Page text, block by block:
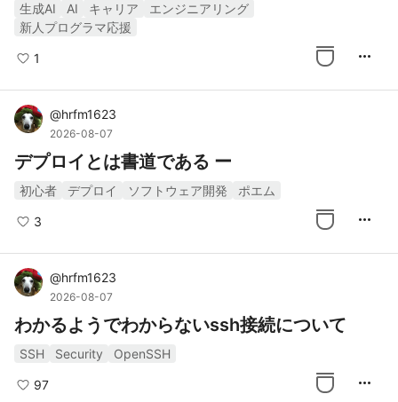
生成AI AI キャリア
エンジニアリング
新人プログラマ応援
1 more_horiz
@hrfm1623
2026-08-07
デプロイとは書道である ー
初心者 デプロイ ソフトウェア開発 ポエム
3 more_horiz
@hrfm1623
2026-08-07
わかるようでわからないssh接続について
SSH Security OpenSSH
97 more_horiz